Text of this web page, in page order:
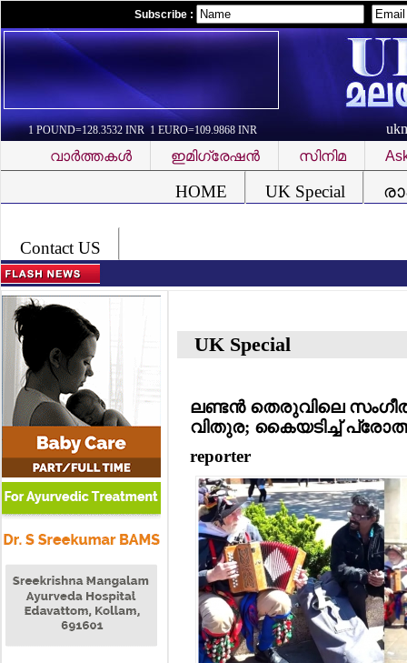
Subscribe :
1 POUND=128.3532 INR 1 EURO=109.9868 INR
വാര്‍ത്തകള്‍
ഇമിഗ്രേഷന്‍ സിനിമ
HOME UK Special
Contact US
UK Special
ലണ്ടന്‍ തെരുവിലെ
വിതുര; കൈയടിച്ച്
reporter